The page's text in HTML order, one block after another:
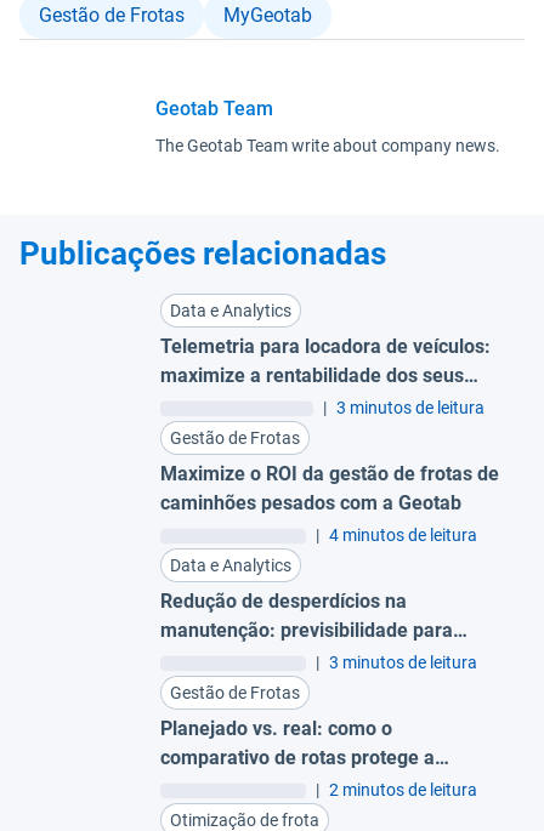
Gestão de Frotas MyGeotab
Geotab Team
The Geotab Team write about company news.
Publicações relacionadas
Data e Analytics
Telemetria para locadora de veículos:
maximize a rentabilidade dos seus
| 3 minutos de leitura
Gestão de Frotas
Maximize o ROI da gestão de frotas de
caminhões pesados com a Geotab
| 4 minutos de leitura
Data e Analytics
Redução de desperdícios na
manutenção: previsibilidade para
evitar trocas prematuras
| 3 minutos de leitura
Gestão de Frotas
Planejado vs. real: como o
comparativo de rotas protege a
margem da sua operação
| 2 minutos de leitura
Otimização de frota